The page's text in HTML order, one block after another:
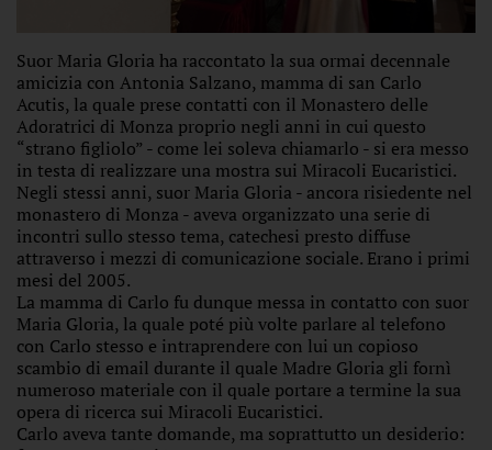
Suor Maria Gloria ha raccontato la sua ormai decennale
amicizia con Antonia Salzano, mamma di san Carlo
Acutis, la quale prese contatti con il Monastero delle
Adoratrici di Monza proprio negli anni in cui questo
“strano figliolo” - come lei soleva chiamarlo - si era messo
in testa di realizzare una mostra sui Miracoli Eucaristici.
Negli stessi anni, suor Maria Gloria - ancora risiedente nel
monastero di Monza - aveva organizzato una serie di
incontri sullo stesso tema, catechesi presto diffuse
attraverso i mezzi di comunicazione sociale. Erano i primi
mesi del 2005.
La mamma di Carlo fu dunque messa in contatto con suor
Maria Gloria, la quale poté più volte parlare al telefono
con Carlo stesso e intraprendere con lui un copioso
scambio di email durante il quale Madre Gloria gli fornì
numeroso materiale con il quale portare a termine la sua
opera di ricerca sui Miracoli Eucaristici.
Carlo aveva tante domande, ma soprattutto un desiderio: